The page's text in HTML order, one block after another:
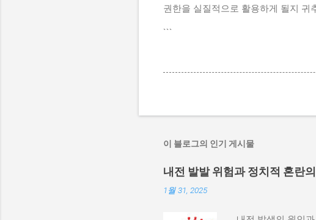
권한을 실질적으로 활용하게 될지 귀
```
이 블로그의 인기 게시물
내전 발발 위험과 정치적 혼란
1월 31, 2025